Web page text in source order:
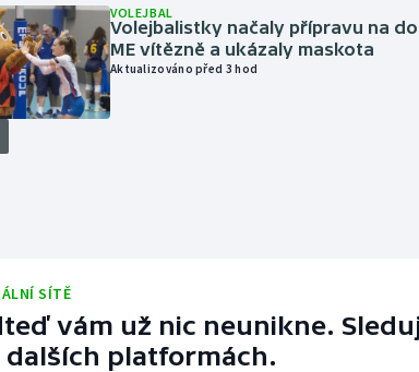
VOLEJBAL
Volejbalistky načaly přípravu na
ME vítězně a ukázaly maskota
Aktualizováno před 3 hod
SÍTĚ
vám už nic neunikne.
dalších platformách.